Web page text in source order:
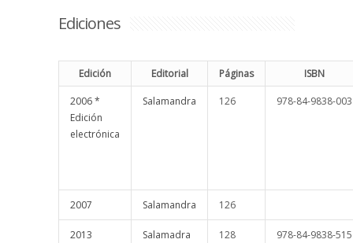
Ediciones
Edición Editorial Páginas ISBN
2006 *
Edición
electrónica
Salamandra 126 978-84-9838-003
2007 Salamandra 126
2013 Salamadra 128 978-84-9838-515